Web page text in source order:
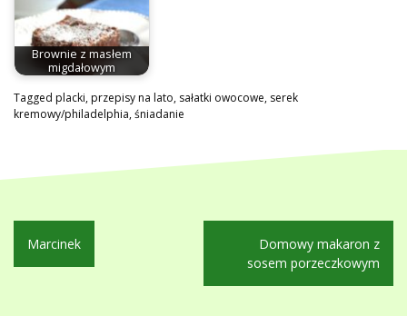
Brownie z masłem
migdałowym
Tagged placki,przepisy na lato, sałatki owocowe, serek
kremowy/philadelphia,śniadanie
Nawigacja
wpisu
Marcinek
Domowy makaron z
sosem porzeczkowym